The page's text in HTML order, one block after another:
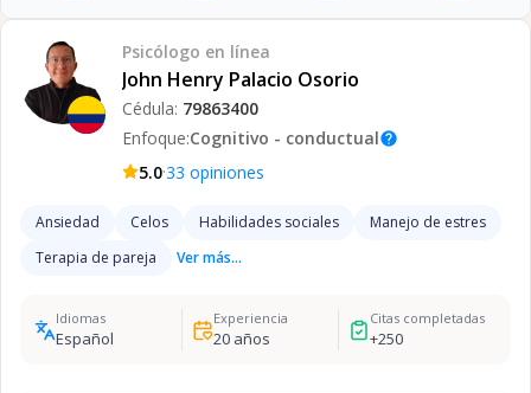
Psicólogo en línea
John Henry Palacio Osorio
Cédula: 79863400
Enfoque:Cognitivo - conductualhelp
5.0·33 opiniones
Ansiedad Celos Habilidades sociales
Manejo de estres
Terapia de pareja
Ver más...
Idiomas
Español
Experiencia
20años
Citas completadas
+250